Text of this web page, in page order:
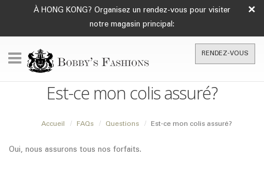
À HONG KONG? Organisez un rendez-vous pour visiter
notre magasin principal:
×
RENDEZ-VOUS
Est-ce mon colis assuré?
Accueil FAQs Questions Est-ce mon colis assuré?
Oui, nous assurons tous nos forfaits.